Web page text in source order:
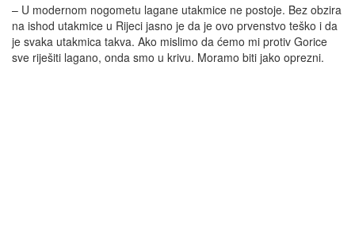
– U modernom nogometu lagane utakmice ne postoje. Bez obzira
na ishod utakmice u Rijeci jasno je da je ovo prvenstvo teško i da
je svaka utakmica takva. Ako mislimo da ćemo mi protiv Gorice
sve riješiti lagano, onda smo u krivu. Moramo biti jako oprezni.